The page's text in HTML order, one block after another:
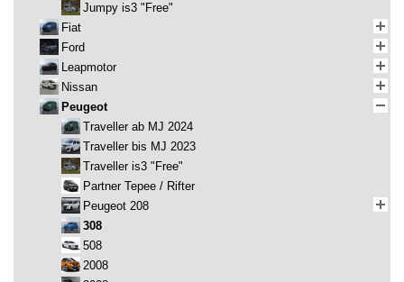
Jumpy is3 "Free"
Fiat
Ford
Leapmotor
Nissan
Peugeot
Traveller ab MJ 2024
Traveller bis MJ 2023
Traveller is3 "Free"
Partner Tepee / Rifter
Peugeot 208
308
508
2008